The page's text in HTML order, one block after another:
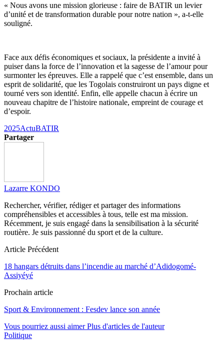
« Nous avons une mission glorieuse : faire de BATIR un levier
d’unité et de transformation durable pour notre nation », a-t-elle
souligné.
Face aux défis économiques et sociaux, la présidente a invité à
puiser dans la force de l’innovation et la sagesse de l’amour pour
surmonter les épreuves. Elle a rappelé que c’est ensemble, dans un
esprit de solidarité, que les Togolais construiront un pays digne et
tourné vers son identité. Enfin, elle appelle chacun à écrire un
nouveau chapitre de l’histoire nationale, empreint de courage et
d’espoir.
2025ActuBATIR
Partager
Lazarre KONDO
Rechercher, vérifier, rédiger et partager des informations
compréhensibles et accessibles à tous, telle est ma mission.
Récemment, je suis engagé dans la sensibilisation à la sécurité
routière. Je suis passionné du sport et de la culture.
Article Précédent
18 hangars détruits dans l’incendie au marché d’Adidogomé-
Assiyéyé
Prochain article
Sport & Environnement : Fesdev lance son année
Vous pourriez aussi aimer Plus d'articles de l'auteur
Politique